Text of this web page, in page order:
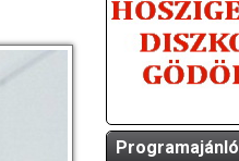
Programajánló